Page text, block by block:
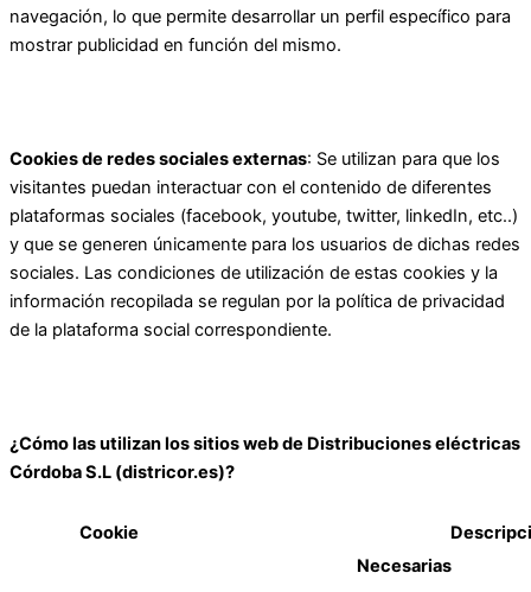
navegación, lo que permite desarrollar un perfil específico para
mostrar publicidad en función del mismo.
Cookies de redes sociales externas: Se utilizan para que los
visitantes puedan interactuar con el contenido de diferentes
plataformas sociales (facebook, youtube, twitter, linkedIn, etc..)
y que se generen únicamente para los usuarios de dichas redes
sociales. Las condiciones de utilización de estas cookies y la
información recopilada se regulan por la política de privacidad
de la plataforma social correspondiente.
¿Cómo las utilizan los sitios web de Distribuciones eléctricas
Córdoba S.L (districor.es)?
Cookie
Necesarias